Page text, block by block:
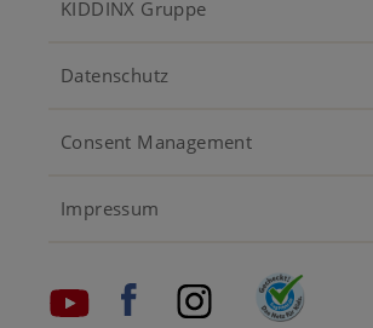
Footer
KIDDINX Gruppe
Datenschutz
Consent Management
Impressum
Social